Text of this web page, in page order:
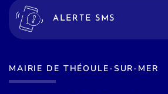
ALERTE SMS
MAIRIE DE THÉOULE-SUR-MER